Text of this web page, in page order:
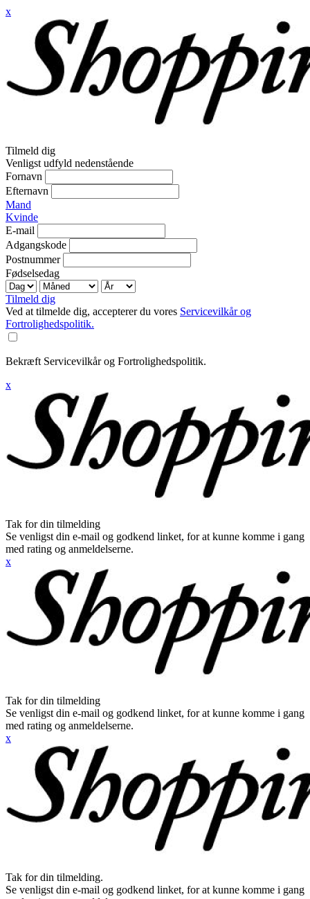
x
Tilmeld dig
Venligst udfyld nedenstående
Fornavn
Efternavn
Mand
Kvinde
E-mail
Adgangskode
Postnummer
Fødselsedag
Tilmeld dig
Ved at tilmelde dig, accepterer du vores Servicevilkår og
Fortrolighedspolitik.
Bekræft Servicevilkår og Fortrolighedspolitik.
x
Tak for din tilmelding
Se venligst din e-mail og godkend linket, for at kunne komme i gang
med rating og anmeldelserne.
x
Tak for din tilmelding
Se venligst din e-mail og godkend linket, for at kunne komme i gang
med rating og anmeldelserne.
x
Tak for din tilmelding.
Se venligst din e-mail og godkend linket, for at kunne komme i gang